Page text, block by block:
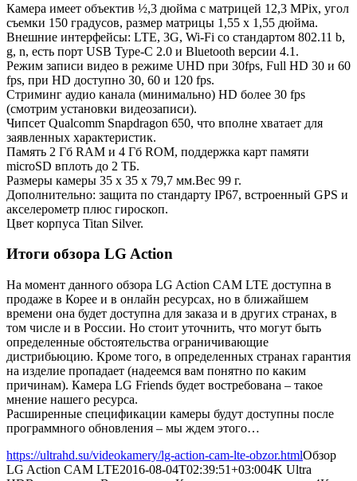
Камера имеет объектив ½,3 дюйма с матрицей 12,3 MPix, угол
съемки 150 градусов, размер матрицы 1,55 x 1,55 дюйма.
Внешние интерфейсы: LTE, 3G, Wi-Fi со стандартом 802.11 b,
g, n, есть порт USB Type-C 2.0 и Bluetooth версии 4.1.
Режим записи видео в режиме UHD при 30fps, Full HD 30 и 60
fps, при HD доступно 30, 60 и 120 fps.
Стриминг аудио канала (минимально) HD более 30 fps
(смотрим установки видеозаписи).
Чипсет Qualcomm Snapdragon 650, что вполне хватает для
заявленных характеристик.
Память 2 Гб RAM и 4 Гб ROM, поддержка карт памяти
microSD вплоть до 2 ТБ.
Размеры камеры 35 x 35 x 79,7 мм.Вес 99 г.
Дополнительно: защита по стандарту IP67, встроенный GPS и
акселерометр плюс гироскоп.
Цвет корпуса Titan Silver.
Итоги обзора LG Action
На момент данного обзора LG Action CAM LTE доступна в
продаже в Корее и в онлайн ресурсах, но в ближайшем
времени она будет доступна для заказа и в других странах, в
том числе и в России. Но стоит уточнить, что могут быть
определенные обстоятельства ограничивающие
дистрибьюцию. Кроме того, в определенных странах гарантия
на изделие пропадает (надеемся вам понятно по каким
причинам). Камера LG Friends будет востребована – такое
мнение нашего ресурса.
Расширенные спецификации камеры будут доступны после
программного обновления – мы ждем этого…
https://ultrahd.su/videokamery/lg-action-cam-lte-obzor.htmlОбзор
LG Action CAM LTE2016-08-04T02:39:51+03:004K Ultra